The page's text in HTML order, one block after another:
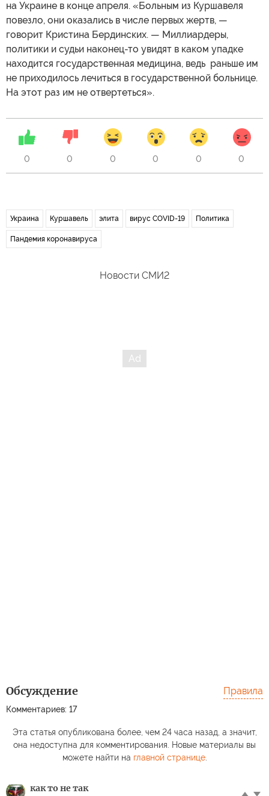
на Украине в конце апреля. «Больным из Куршавеля
повезло, они оказались в числе первых жертв, —
говорит Кристина Бердинских. — Миллиардеры,
политики и судьи наконец-то увидят в каком упадке
находится государственная медицина, ведь раньше им
не приходилось лечиться в государственной больнице.
На этот раз им не отвертеться».
0 0 0 0 0 0
Украина Куршавель элита вирус COVID-19 Политика
Пандемия коронавируса
Новости СМИ2
Обсуждение
Комментариев: 17
Правила
Эта статья опубликована более, чем 24 часа назад, а значит,
она недоступна для комментирования. Новые материалы вы
можете найти на главной странице.
как то не так